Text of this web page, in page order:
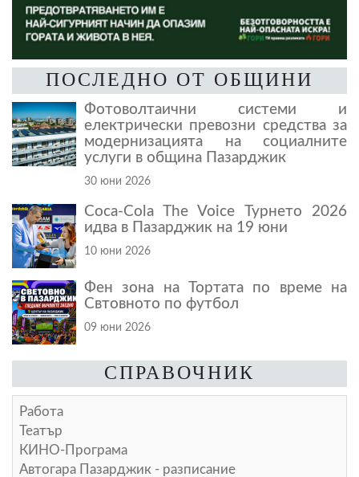
ПОСЛЕДНО ОТ ОБЩИНИ
Фотоволтаични системи и
електрически превозни средства за
модернизацията на социалните
услуги в община Пазарджик
30 юни 2026
Coca-Cola The Voice Турнето 2026
идва в Пазарджик на 19 юни
10 юни 2026
Фен зона на Тортата по време на
Свтовното по футбол
09 юни 2026
СПРАВОЧНИК
Работа
Театър
КИНО-Програма
Автогара Пазарджик - разписание